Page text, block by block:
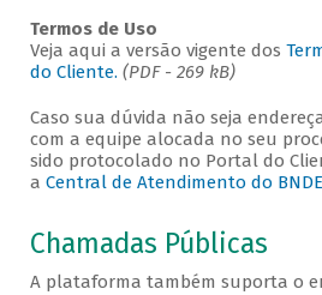
Termos de Uso
Veja aqui a versão vigente dos
do Cliente. (PDF - 269 kB)
Caso sua dúvida não seja
com a equipe alocada no seu
sido protocolado no Portal do
a Central de Atendimento do
Chamadas Públicas
A plataforma também suporta o